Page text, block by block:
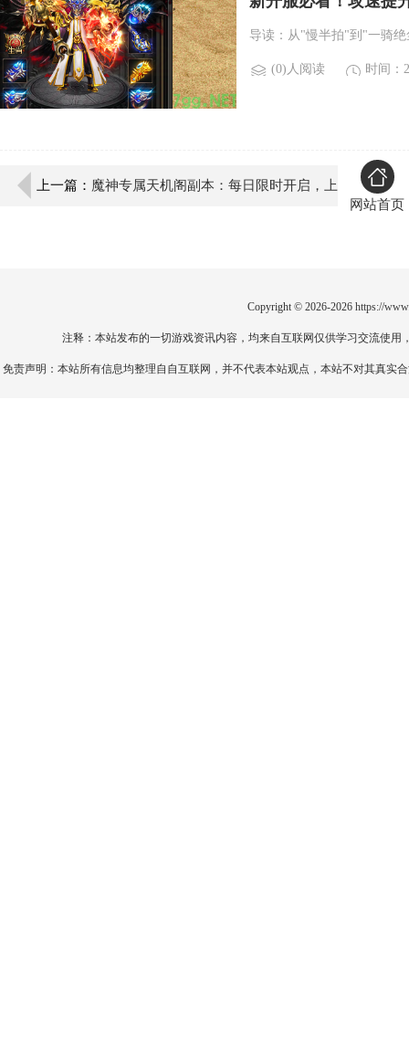
导读：从"慢半拍"到"一骑
(0)人阅读 时间：
上一篇： 魔神专属天机阁副本：每日限时开启，上
网站首页
Copyright © 2026-2026 https://
注释：本站发布的一切游戏资讯内容，均来自互联网仅供学习交流使
免责声明：本站所有信息均整理自自互联网，并不代表本站观点，本站不对其真实